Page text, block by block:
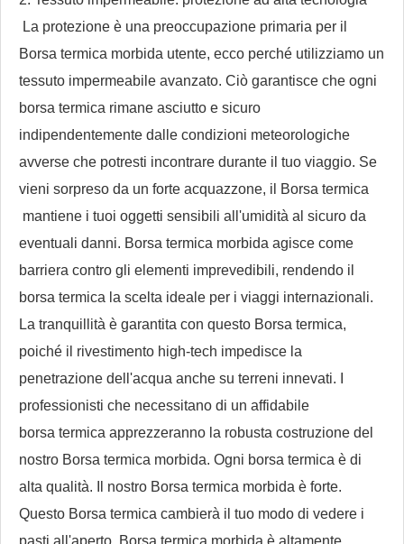
La protezione è una preoccupazione primaria per il
Borsa termica morbida utente, ecco perché utilizziamo un
tessuto impermeabile avanzato. Ciò garantisce che ogni
borsa termica rimane asciutto e sicuro
indipendentemente dalle condizioni meteorologiche
avverse che potresti incontrare durante il tuo viaggio. Se
vieni sorpreso da un forte acquazzone, il
Borsa termica
mantiene i tuoi oggetti sensibili all'umidità al sicuro da
eventuali danni. Borsa termica morbida agisce come
barriera contro gli elementi imprevedibili, rendendo il
borsa termica la scelta ideale per i viaggi internazionali.
La tranquillità è garantita con questo Borsa termica,
poiché il rivestimento high-tech impedisce la
penetrazione dell'acqua anche su terreni innevati. I
professionisti che necessitano di un affidabile
borsa termica apprezzeranno la robusta costruzione del
nostro Borsa termica morbida. Ogni borsa termica è di
alta qualità. Il nostro Borsa termica morbida è forte.
Questo Borsa termica cambierà il tuo modo di vedere i